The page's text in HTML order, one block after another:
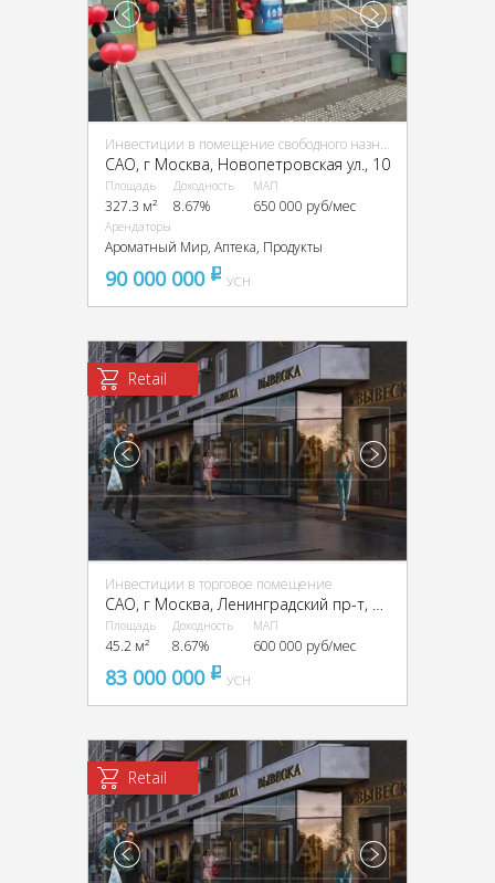
Инвестиции в помещение свободного назначения (ПСН)
CАО, г Москва, Новопетровская ул., 10
Площадь
327.3 м²
Доходность
8.67%
МАП
650 000 руб/мес
Арендаторы
Ароматный Мир, Аптека, Продукты
90 000 000 pуб
УСН
Retail
Инвестиции в торговое помещение
CАО, г Москва, Ленинградский пр-т, 33, корп. 3
Площадь
45.2 м²
Доходность
8.67%
МАП
600 000 руб/мес
83 000 000 pуб
УСН
Retail